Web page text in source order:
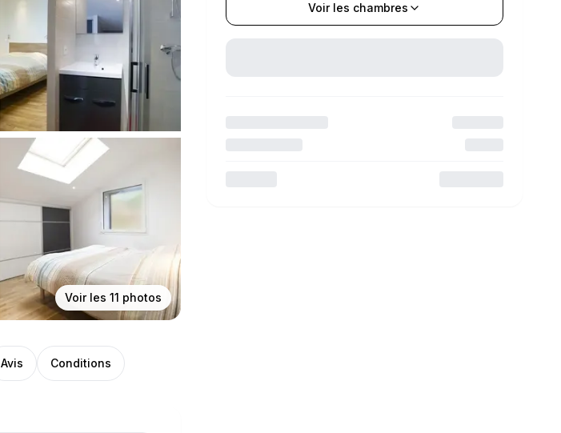
Voir les11 photos
Avis Conditions
Voir les chambres